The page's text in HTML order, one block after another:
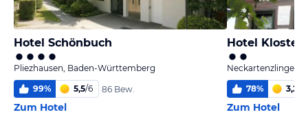
Hotel Schönbuch
Pliezhausen, Baden-Württemberg
99% 5,5/6 86 Bew.
Zum Hotel
Hotel
Neckartenzlingen,
78% 3,2
Zum Hotel